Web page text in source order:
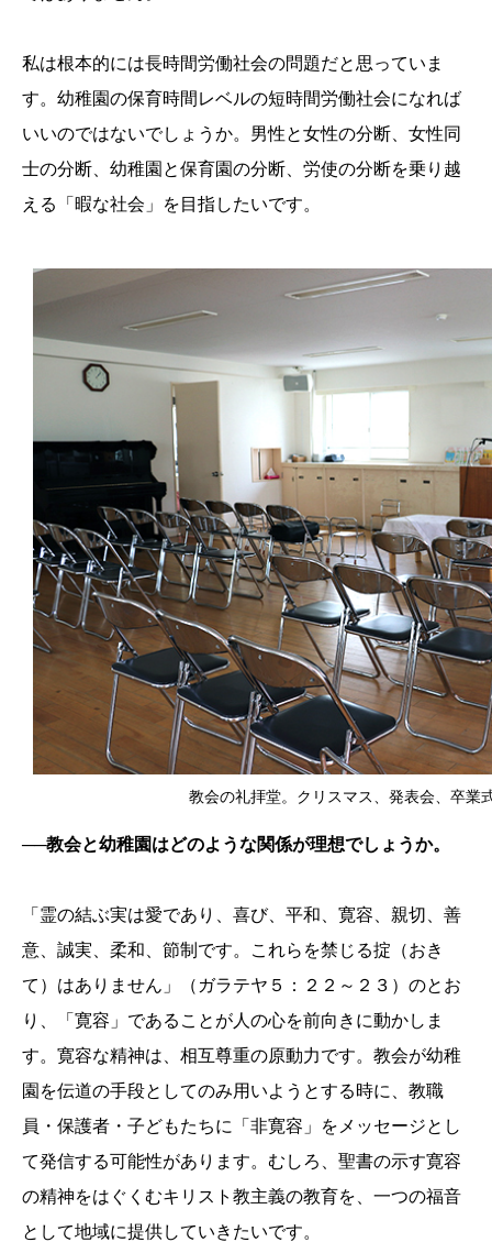
私は根本的には長時間労働社会の問題だと思っていま
す。幼稚園の保育時間レベルの短時間労働社会になれば
いいのではないでしょうか。男性と女性の分断、女性同
士の分断、幼稚園と保育園の分断、労使の分断を乗り越
える「暇な社会」を目指したいです。
教会の礼拝堂。クリスマス、発表会、卒業
──教会と幼稚園はどのような関係が理想でしょうか。
「霊の結ぶ実は愛であり、喜び、平和、寛容、親切、善
意、誠実、柔和、節制です。これらを禁じる掟（おき
て）はありません」（ガラテヤ５：２２～２３）のとお
り、「寛容」であることが人の心を前向きに動かしま
す。寛容な精神は、相互尊重の原動力です。教会が幼稚
園を伝道の手段としてのみ用いようとする時に、教職
員・保護者・子どもたちに「非寛容」をメッセージとし
て発信する可能性があります。むしろ、聖書の示す寛容
の精神をはぐくむキリスト教主義の教育を、一つの福音
として地域に提供していきたいです。